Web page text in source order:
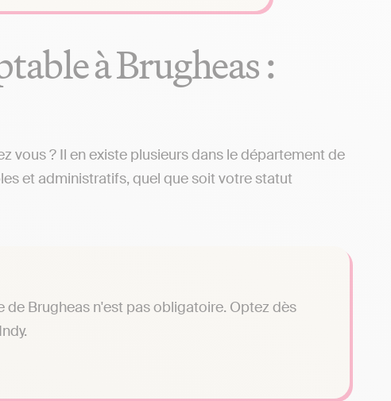
à Brugheas :
vous ? Il en existe plusieurs dans le département de
et administratifs, quel que soit votre statut
Brugheas n'est pas obligatoire. Optez dès